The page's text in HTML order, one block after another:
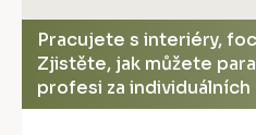
Pracujete s interiéry,
Zjistěte, jak můžete
profesi za